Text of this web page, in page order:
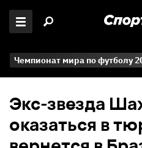
Чемпионат мира по футболу
Экс-звезда
оказаться в